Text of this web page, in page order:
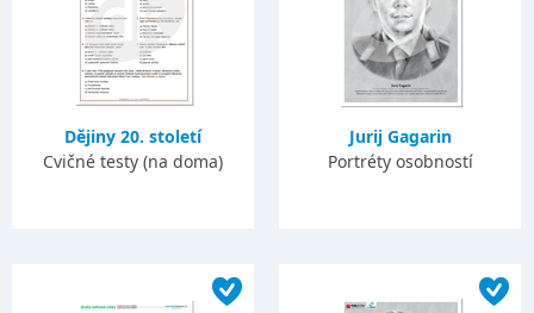
Dějiny 20. století
Cvičné testy (na doma)
Jurij Gagarin
Portréty osobností